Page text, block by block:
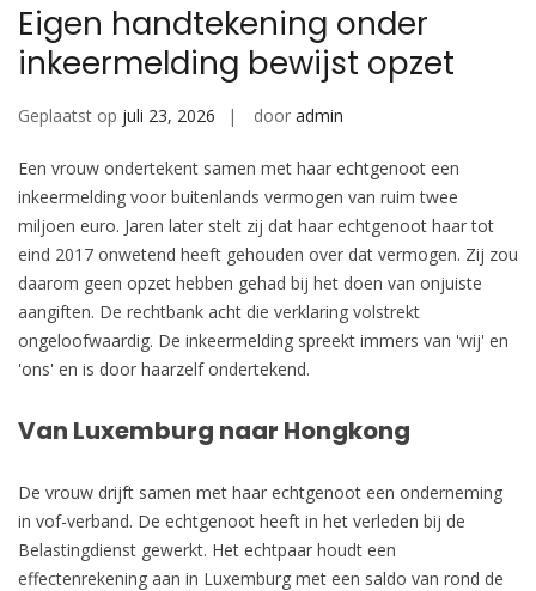
Eigen handtekening onder
inkeermelding bewijst opzet
Geplaatst op juli 23, 2026 door admin
Een vrouw ondertekent samen met haar echtgenoot een
inkeermelding voor buitenlands vermogen van ruim twee
miljoen euro. Jaren later stelt zij dat haar echtgenoot haar tot
eind 2017 onwetend heeft gehouden over dat vermogen. Zij zou
daarom geen opzet hebben gehad bij het doen van onjuiste
aangiften. De rechtbank acht die verklaring volstrekt
ongeloofwaardig. De inkeermelding spreekt immers van 'wij' en
'ons' en is door haarzelf ondertekend.
Van Luxemburg naar Hongkong
De vrouw drijft samen met haar echtgenoot een onderneming
in vof-verband. De echtgenoot heeft in het verleden bij de
Belastingdienst gewerkt. Het echtpaar houdt een
effectenrekening aan in Luxemburg met een saldo van rond de